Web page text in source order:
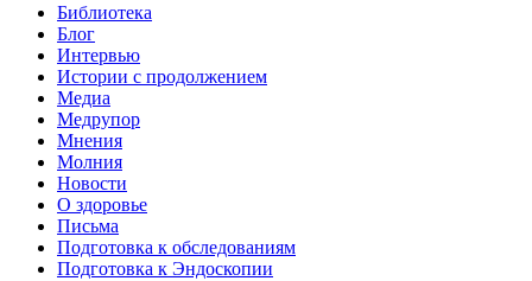
Библиотека
Блог
Интервью
Истории с продолжением
Медиа
Медрупор
Мнения
Молния
Новости
О здоровье
Письма
Подготовка к обследованиям
Подготовка к Эндоскопии